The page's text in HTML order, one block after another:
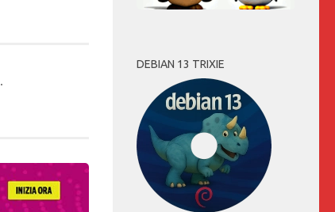
DEBIAN 13 TRIXIE